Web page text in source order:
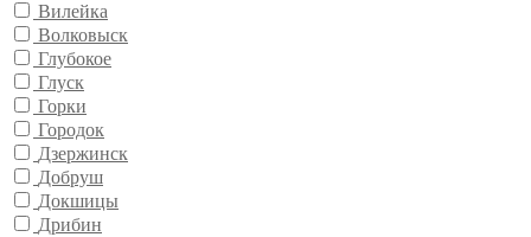
Вилейка
Волковыск
Глубокое
Глуск
Горки
Городок
Дзержинск
Добруш
Докшицы
Дрибин